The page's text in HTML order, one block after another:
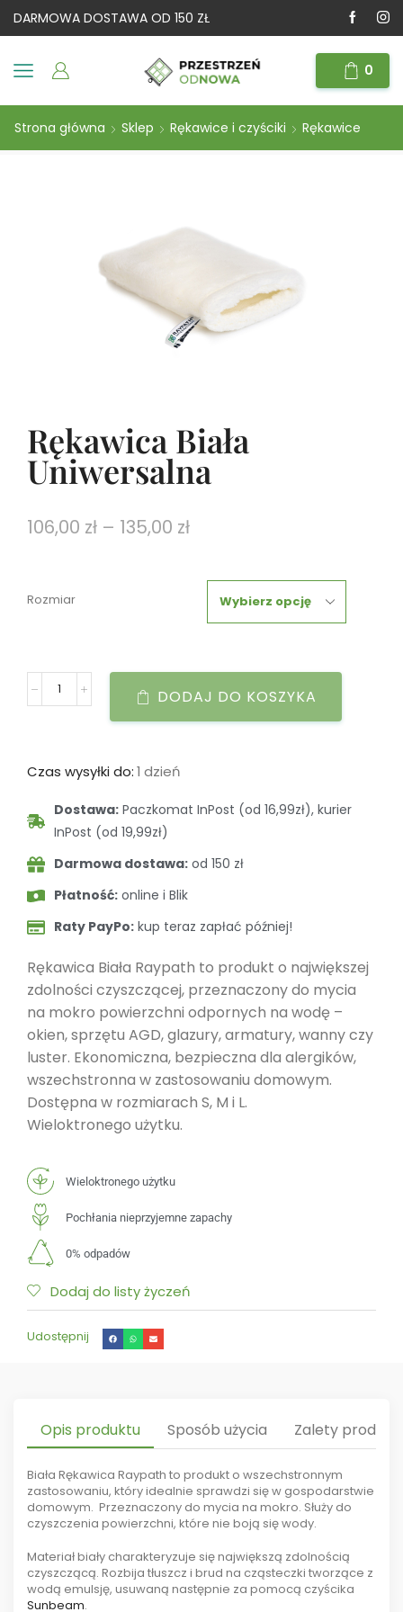
DARMOWA DOSTAWA OD 150 ZŁ
0
Strona główna Sklep Rękawice i czyściki Rękawice
Rękawica Biała
Uniwersalna
106,00 zł – 135,00 zł
Rozmiar
DODAJ DO KOSZYKA
Czas wysyłki do:1 dzień
Dostawa: Paczkomat InPost (od 16,99zł), kurier
InPost (od 19,99zł)
Darmowa dostawa: od 150 zł
Płatność: online i Blik
Raty PayPo: kup teraz zapłać później!
Rękawica Biała Raypath to produkt o największej
zdolności czyszczącej, przeznaczony do mycia
na mokro powierzchni odpornych na wodę –
okien, sprzętu AGD, glazury, armatury, wanny czy
luster. Ekonomiczna, bezpieczna dla alergików,
wszechstronna w zastosowaniu domowym.
Dostępna w rozmiarach S, M i L.
Wieloktronego użytku.
Wieloktronego użytku
Pochłania nieprzyjemne zapachy
0% odpadów
Dodaj do listy życzeń
Udostępnij
Opis produktu Sposób użycia Zalety
Biała Rękawica Raypath to produkt o wszechstronnym
zastosowaniu, który idealnie sprawdzi się w gospodarstwie
domowym. Przeznaczony do mycia na mokro. Służy do
czyszczenia powierzchni, które nie boją się wody.
Materiał biały charakteryzuje się największą zdolnością
czyszczącą. Rozbija tłuszcz i brud na cząsteczki tworzące z
wodą emulsję, usuwaną następnie za pomocą czyścika
Sunbeam.